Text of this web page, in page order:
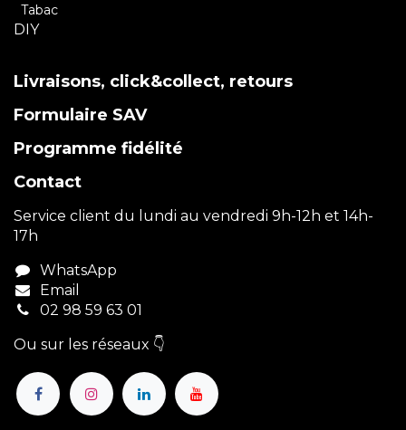
Tabac
DIY
Livraisons, click&collect, retours
Formulaire SAV
Programme fidélité
Contact
Service client du lundi au vendredi 9h-12h et 14h-
17h
WhatsApp
Email
02 98 59 63 01
Ou sur les réseaux 👇